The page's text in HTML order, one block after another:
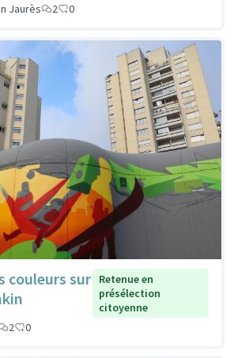
Jaurès 2 0
couleurs sur
Retenue en
présélection
citoyenne
2 0